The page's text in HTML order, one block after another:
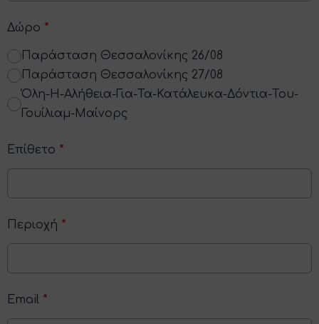
Δώρο *
Παράσταση Θεσσαλονίκης 26/08
Παράσταση Θεσσαλονίκης 27/08
Όλη-Η-Αλήθεια-Για-Τα-Κατάλευκα-Δόντια-Του-
Γουίλιαμ-Μαίνορς
Επίθετο *
Περιοχή *
Email *